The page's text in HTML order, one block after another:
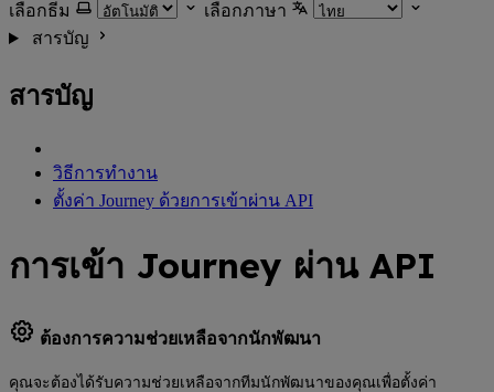
เลือกธีม
เลือกภาษา
สารบัญ
สารบัญ
วิธีการทำงาน
ตั้งค่า Journey ด้วยการเข้าผ่าน API
การเข้า Journey ผ่าน API
ต้องการความช่วยเหลือจากนักพัฒนา
คุณจะต้องได้รับความช่วยเหลือจากทีมนักพัฒนาของคุณเพื่อตั้งค่า